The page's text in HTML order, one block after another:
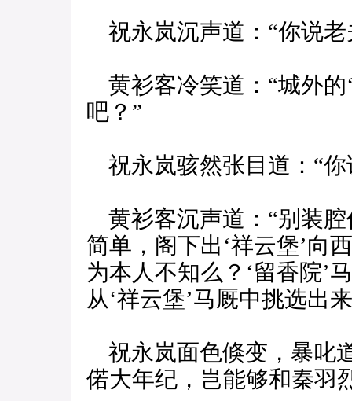
祝永岚沉声道：“你说老
黄衫客冷笑道：“城外的
吧？”
祝永岚骇然张目道：“你
黄衫客沉声道：“别装
简单，阁下出‘祥云堡’向
为本人不知么？‘留香院’
从‘祥云堡’马厩中挑选出
祝永岚面色倏变，暴叱
偌大年纪，岂能够和秦羽